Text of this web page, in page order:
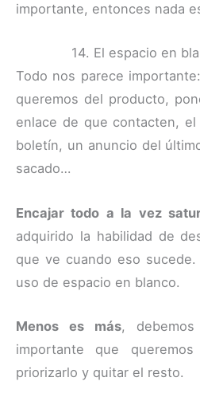
importante, entonces nada
14. El espacio en
Todo nos parece
queremos del producto,
enlace de que contacten,
boletín, un anuncio del
sacado…
Encajar todo a la vez
adquirido la habilidad de
que ve cuando eso
uso de espacio en blanco.
Menos es más,
importante que
priorizarlo y quitar el resto.